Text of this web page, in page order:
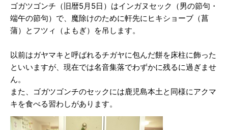
ゴガツゴンチ（旧暦5月5日）はインガヌセック（男の節句・
端午の節句）で、魔除けのために軒先にヒキショーブ（菖
蒲）とフツィ（よもぎ）を吊します。
以前はガヤマキと呼ばれるチガヤに包んだ餅を床柱に飾った
といいますが、現在では名音集落でわずかに残るに過ぎませ
ん。
また、ゴガツゴンチのセックには鹿児島本土と同様にアクマ
キを食べる習わしがあります。